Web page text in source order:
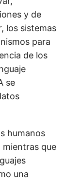
y de
los sistemas
para
de los
se
humanos
mientras que
una